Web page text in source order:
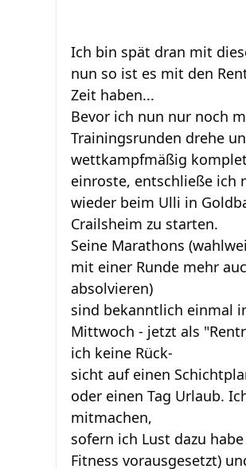
Ich bin spät dran mit
nun so ist es mit den
Zeit haben...
Bevor ich nun nur noch
Trainingsrunden drehe
wettkampfmäßig
einroste, entschließe ich
wieder beim Ulli in
Crailsheim zu starten.
Seine Marathons
mit einer Runde mehr
absolvieren)
sind bekanntlich einmal
Mittwoch - jetzt als
ich keine Rück-
sicht auf einen
oder einen Tag Urlaub.
mitmachen,
sofern ich Lust dazu
Fitness vorausgesetzt)